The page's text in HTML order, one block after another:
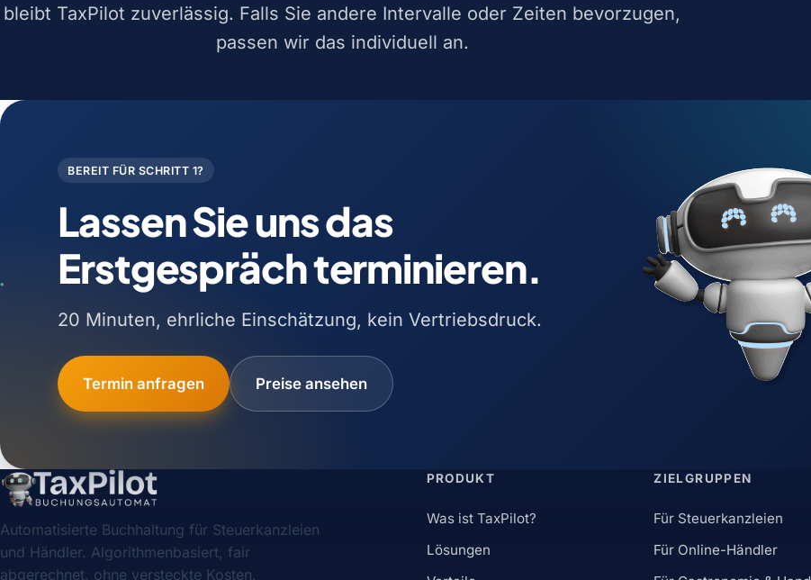
bleibt TaxPilot zuverlässig. Falls Sie andere Intervalle oder Zeiten bevorzugen,
passen wir das individuell an.
BEREIT FÜR SCHRITT 1?
Lassen Sie uns das
Erstgespräch terminieren.
20 Minuten, ehrliche Einschätzung, kein Vertriebsdruck.
Termin anfragen Preise ansehen
Automatisierte Buchhaltung für Steuerkanzleien
und Händler. Algorithmenbasiert, fair
abgerechnet, ohne versteckte Kosten.
PRODUKT
Was ist TaxPilot?
Lösungen
ZIELGRUPPEN
Für Steuerkanzleien
Für Online-Händler